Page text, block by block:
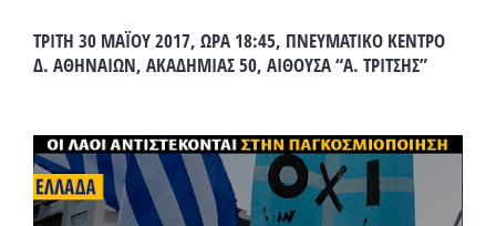
ΤΡΙΤΗ 30 ΜΑΪΟΥ 2017, ΩΡΑ 18:45, ΠΝΕΥΜΑΤΙΚΟ ΚΕΝΤΡΟ
Δ. ΑΘΗΝΑΙΩΝ, ΑΚΑΔΗΜΙΑΣ 50, ΑΙΘΟΥΣΑ “Α. ΤΡΙΤΣΗΣ”